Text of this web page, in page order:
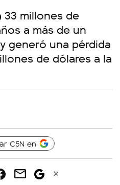
33 millones de
a más de un
generó una pérdida
de dólares a la
C5N en